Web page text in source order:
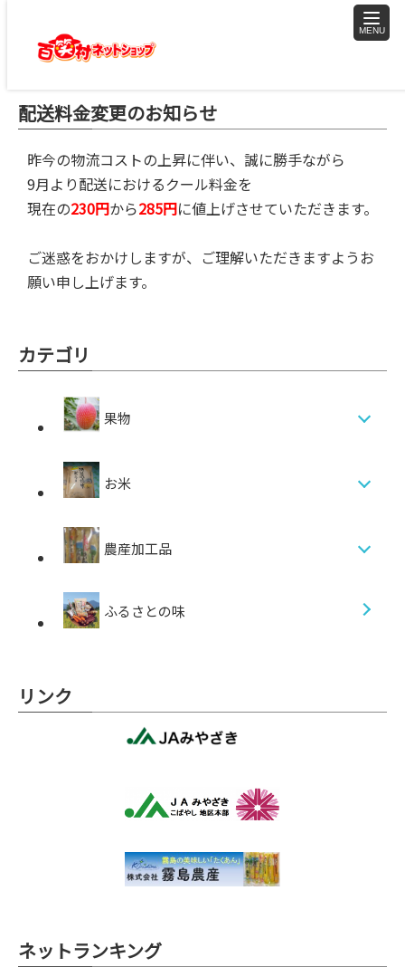
toggle
配送料金変更のお知らせ
昨今の物流コストの上昇に伴い、誠に勝手ながら
9月より配送におけるクール料金を
現在の230円から285円に値上げさせていただきます。
ご迷惑をおかけしますが、ご理解いただきますようお
願い申し上げます。
カテゴリ
果物
お米
農産加工品
ふるさとの味
リンク
ネットランキング